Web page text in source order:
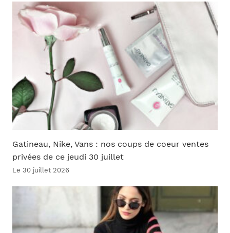
Gatineau, Nike, Vans : nos coups de coeur ventes
privées de ce jeudi 30 juillet
Le 30 juillet 2026